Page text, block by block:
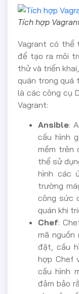
Tích hợp
Vagrant có thể
để tạo ra môi
thử và triển
quán trong quá
là các công cụ
Vagrant:
Ansible:
cấu hình
mềm trên
thể sử
hình các
trường
công sức
quán khi
Chef:
mã nguồn
đặt, cấu
hợp Chef
cấu hình
đảm bảo